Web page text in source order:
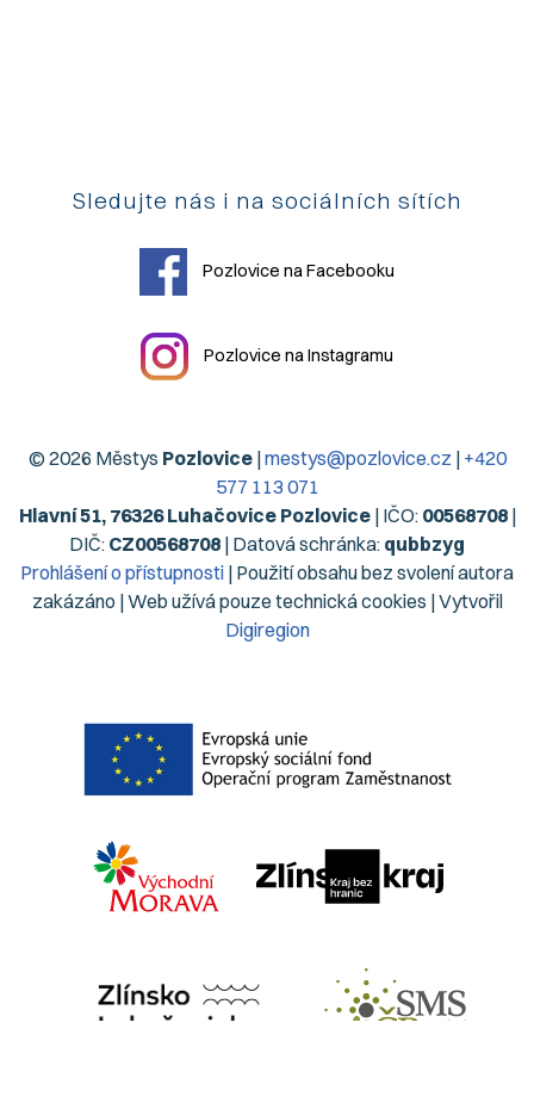
Sledujte nás i na sociálních sítích
Pozlovice na Facebooku
Pozlovice na Instagramu
© 2026 Městys Pozlovice|mestys@pozlovice.cz | +420
577 113 071
Hlavní 51, 76326 Luhačovice Pozlovice| IČO: 00568708|
DIČ: CZ00568708 | Datová schránka: qubbzyg
Prohlášení o přístupnosti | Použití obsahu bez svolení autora
zakázáno | Web užívá pouze technická cookies | Vytvořil
Digiregion